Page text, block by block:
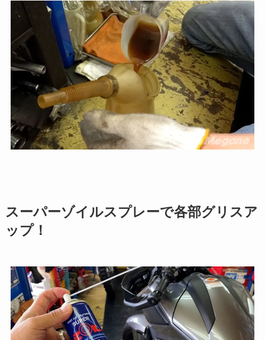
スーパーゾイルスプレーで各部グリスア
ップ！